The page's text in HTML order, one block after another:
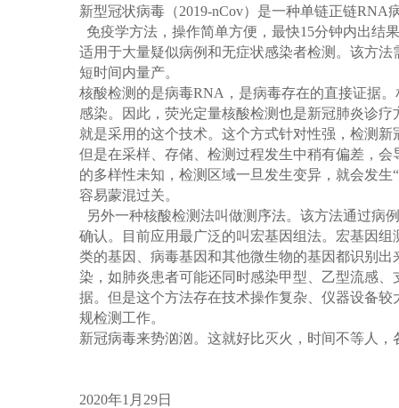
新型冠状病毒（2019-nCov）是一种单链正链RNA
免疫学方法，操作简单方便，最快15分钟内出结
适用于大量疑似病例和无症状感染者检测。该方
短时间内量产。
核酸检测的是病毒RNA ，是病毒存在的直接证据
感染。因此，荧光定量核酸检测也是新冠肺炎诊疗
就是采用的这个技术。这个方式针对性强，检测新
但是在采样、存储、检测过程发生中稍有偏差，会
的多样性未知，检测区域一旦发生变异，就会发生“
容易蒙混过关。
另外一种核酸检测法叫做测序法。该方法通过病
确认。目前应用最广泛的叫宏基因组法。宏基因
类的基因、病毒基因和其他微生物的基因都识别
染，如肺炎患者可能还同时感染甲型、乙型流感
据。但是这个方法存在技术操作复杂、仪器设备
规检测工作。
新冠病毒来势汹汹。这就好比灭火，时间不等人，
2020年1 月 29日